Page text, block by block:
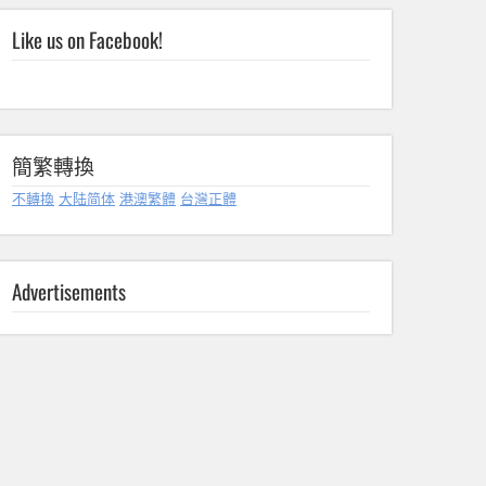
Like us on Facebook!
簡繁轉換
不轉換 大陆简体 港澳繁體 台灣正體
Advertisements